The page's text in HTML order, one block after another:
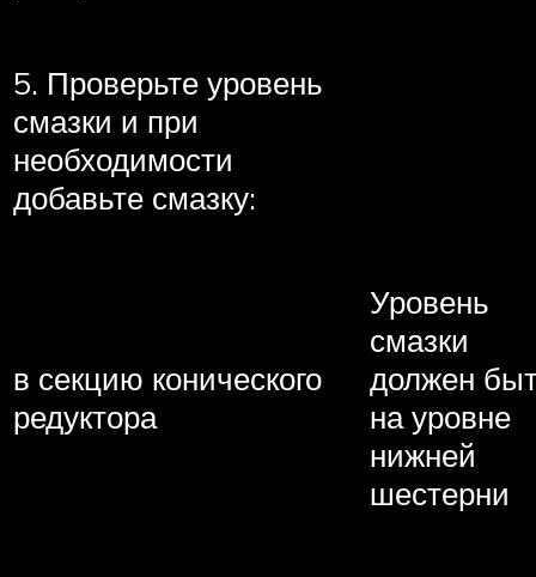
5. Проверьте уровень
смазки и при
необходимости
добавьте смазку:
в секцию конического
редуктора
Уровень
смазки
должен
на уровне
нижней
шестерни